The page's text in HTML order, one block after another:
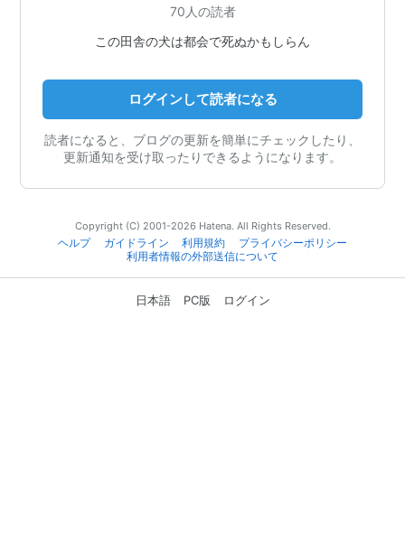
70人の読者
この田舎の犬は都会で死ぬかもしらん
ログインして読者になる
読者になると、ブログの更新を簡単にチェックしたり、
更新通知を受け取ったりできるようになります。
Copyright (C) 2001-2026 Hatena. All Rights Reserved.
ヘルプ
ガイドライン 利用規約
プライバシーポリシー
利用者情報の外部送信について
日本語 PC版 ログイン